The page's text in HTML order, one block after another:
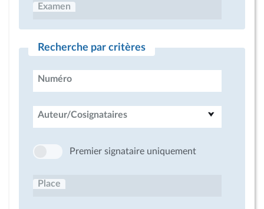
Examen
Recherche par critères
Numéro
Auteur/Cosignataires
Premier signataire uniquement
Place